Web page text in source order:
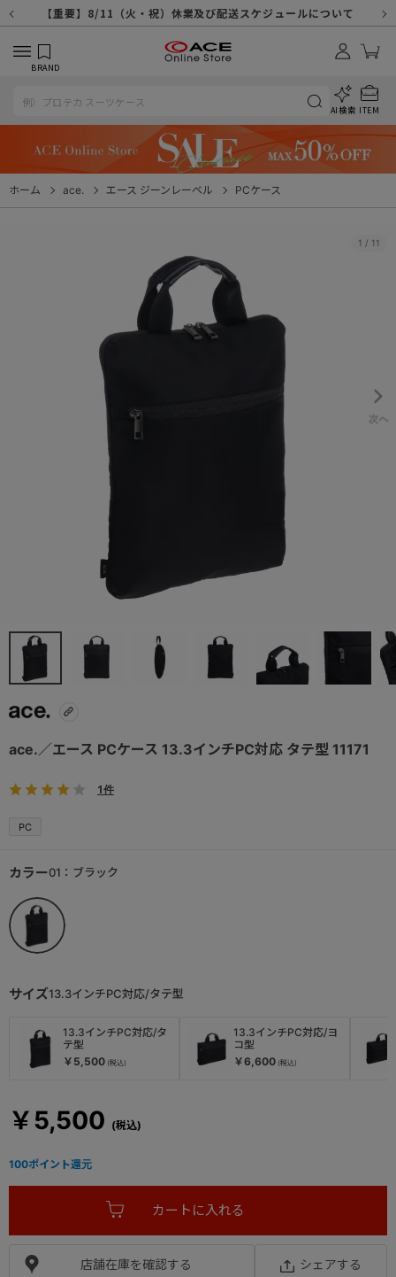
【重要】システムエラーによる出荷遅延につきまして
【重要】8/11（火・祝）休業及び配送スケジュールについて
【重要】令和８年熊本地震に伴う配送への影響について
【重要】納品書・領収書ペーパーレス化（電子化）のお知らせ
【重要】天候不良や交通状況・物量増等に伴う配送への影響について
【重要】悪質な詐欺サイトにご注意ください
【重要】各種メールが届かない場合に関しまして
【重要】お問い合わせのご対応に関しまして
【重要】SNSのなりすまし詐欺にご注意ください
BRAND
AI検索 ITEM
ホーム ace. エース ジーンレーベル PCケース
1 / 11
ace.／エース PCケース 13.3インチPC対応 タテ型 11171
1件
PC
￥5,500
サイズ13.3インチPC対応/タテ型
13.3インチPC対応/タ
テ型
￥5,500
13.3インチPC対応/ヨ
コ型
￥6,600
カラー01：ブラック
店舗在庫を確認する シェアする
100ポイント還元